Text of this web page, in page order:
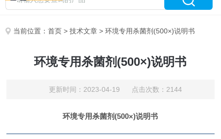
当前位置：首页 >技术文章 > 环境专用杀菌剂(500×)说明书
环境专用杀菌剂(500×)说明书
更新时间：2023-04-19 点击次数：2144
环境专用杀菌剂(500×)说明书